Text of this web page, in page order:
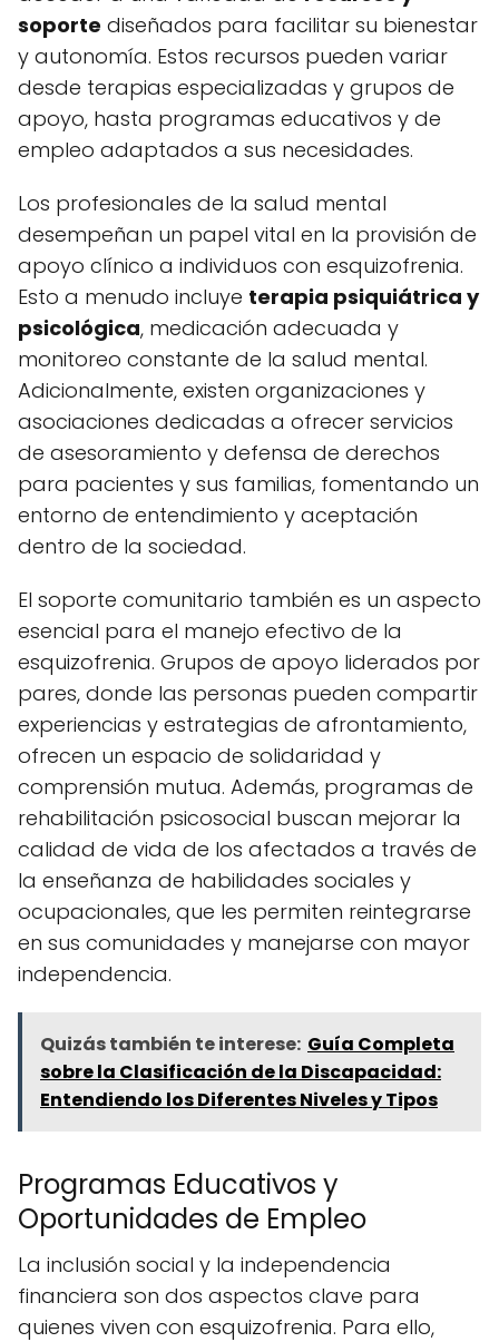
soporte diseñados para facilitar su bienestar
y autonomía. Estos recursos pueden variar
desde terapias especializadas y grupos de
apoyo, hasta programas educativos y de
empleo adaptados a sus necesidades.
Los profesionales de la salud mental
desempeñan un papel vital en la provisión de
apoyo clínico a individuos con esquizofrenia.
Esto a menudo incluye terapia psiquiátrica y
psicológica, medicación adecuada y
monitoreo constante de la salud mental.
Adicionalmente, existen organizaciones y
asociaciones dedicadas a ofrecer servicios
de asesoramiento y defensa de derechos
para pacientes y sus familias, fomentando un
entorno de entendimiento y aceptación
dentro de la sociedad.
El soporte comunitario también es un aspecto
esencial para el manejo efectivo de la
esquizofrenia. Grupos de apoyo liderados por
pares, donde las personas pueden compartir
experiencias y estrategias de afrontamiento,
ofrecen un espacio de solidaridad y
comprensión mutua. Además, programas de
rehabilitación psicosocial buscan mejorar la
calidad de vida de los afectados a través de
la enseñanza de habilidades sociales y
ocupacionales, que les permiten reintegrarse
en sus comunidades y manejarse con mayor
independencia.
Quizás también te interese: Guía Completa
sobre la Clasificación de la Discapacidad:
Entendiendo los Diferentes Niveles y Tipos
Programas Educativos y
Oportunidades de Empleo
La inclusión social y la independencia
financiera son dos aspectos clave para
quienes viven con esquizofrenia. Para ello,